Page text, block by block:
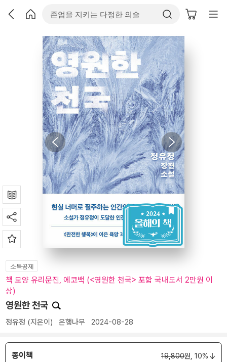
소득공제
책 모양 유리문진, 에코백 (<영원한 천국> 포함 국내도서 2만원 이
상)
영원한 천국
정유정 (지은이) 은행나무 2024-08-28
종이책 19,800원, 10%